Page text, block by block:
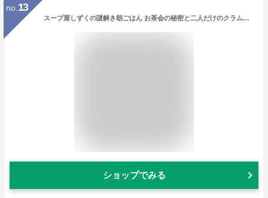
no. 13
スープ屋しずくの謎解き朝ごはん お茶会の秘密と二人だけのクラムチャウダー （宝島社文庫） [ 友井 羊 ]
ショップでみる